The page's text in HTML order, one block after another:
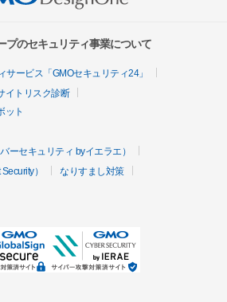
プのセキュリティ事業について
ービス「GMOセキュリティ24」
イトリスク診断
ット
ーセキュリティ byイエラエ）
）
なりすまし対策